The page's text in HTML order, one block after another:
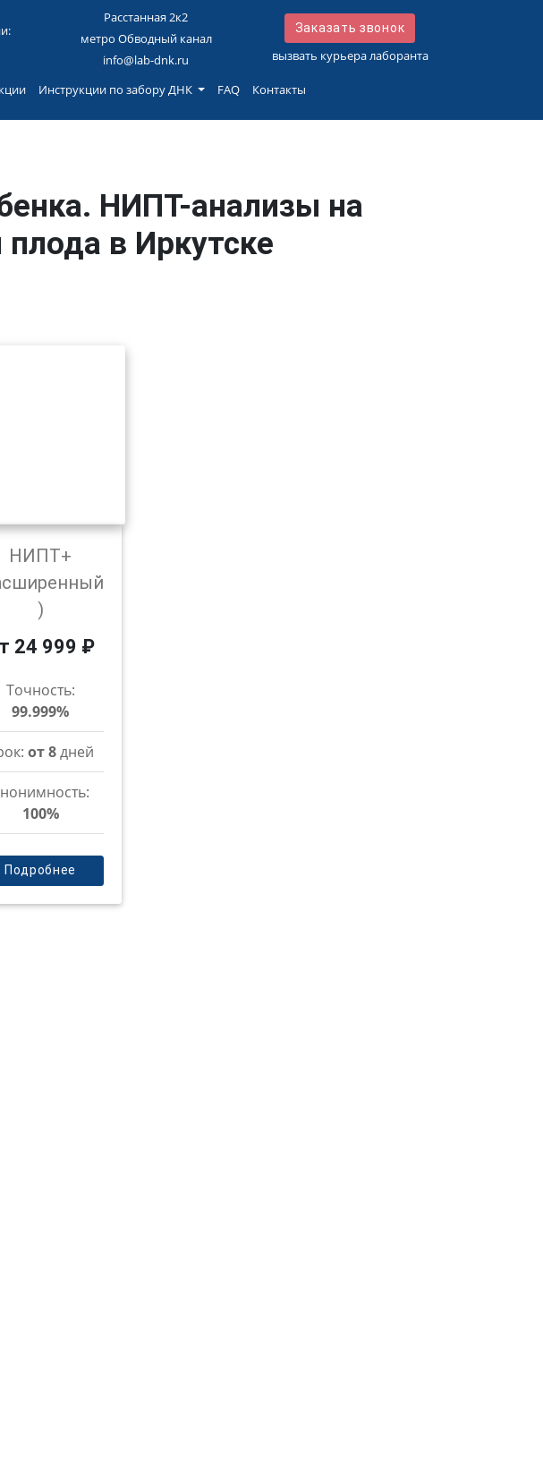
Расстанная 2к2
метро Обводный канал
info@lab-dnk.ru
Заказать звонок
вызвать курьера лаборанта
Инструкции по забору ДНК FAQ Контакты
НИПТ-анализы на
в Иркутске
НИПТ+
)
24 999 ₽
Точность:
99.999%
от 8дней
100%
Подробнее